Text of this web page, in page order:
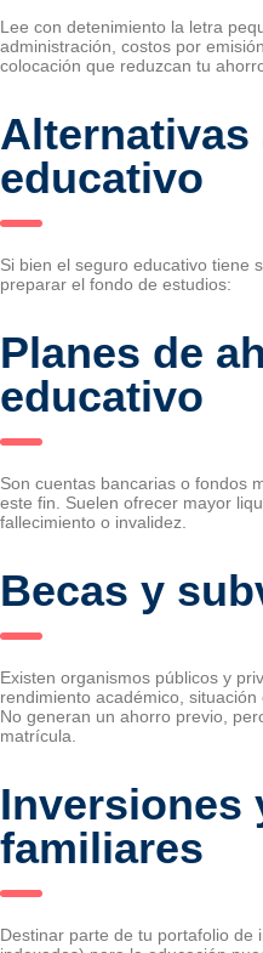
Lee con detenimiento la letra
administración, costos por
colocación que reduzcan tu
Alternativas
educativo
Si bien el seguro educativo tiene
preparar el fondo de estudios:
Planes de
educativo
Son cuentas bancarias o fondos
este fin. Suelen ofrecer mayor
fallecimiento o invalidez.
Becas y
Existen organismos públicos y
rendimiento académico,
No generan un ahorro previo,
matrícula.
Inversiones
familiares
Destinar parte de tu portafolio de